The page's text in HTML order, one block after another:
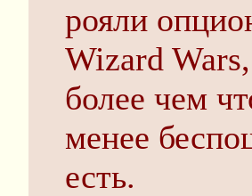
рояли
Wizard
более чем
менее
есть.